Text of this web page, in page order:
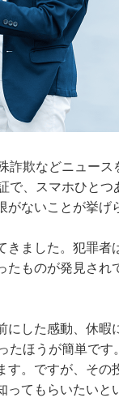
欺などニュー
、スマホひと
ないことが挙げ
ました。犯罪
ものが発見さ
した感動、休暇
ほうが簡単で
。ですが、そ
てもらいたい